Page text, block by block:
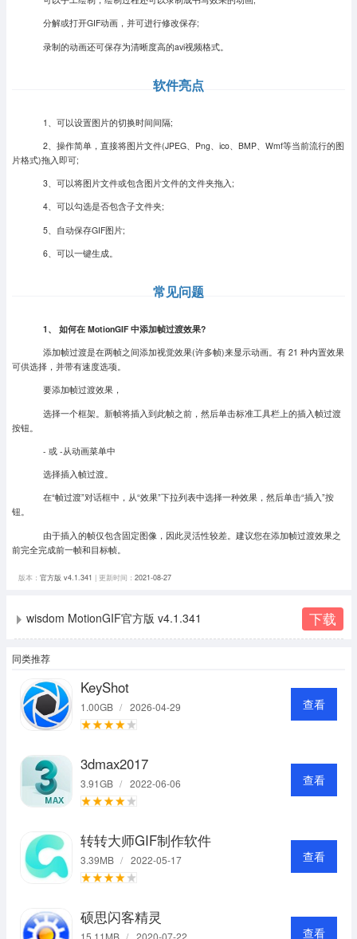
分解或打开GIF动画，并可进行修改保存;
录制的动画还可保存为清晰度高的avi视频格式。
软件亮点
1、可以设置图片的切换时间间隔;
2、操作简单，直接将图片文件(JPEG、Png、ico、BMP、Wmf等当前流行的图
片格式)拖入即可;
3、可以将图片文件或包含图片文件的文件夹拖入;
4、可以勾选是否包含子文件夹;
5、自动保存GIF图片;
6、可以一键生成。
常见问题
1、 如何在 MotionGIF 中添加帧过渡效果?
添加帧过渡是在两帧之间添加视觉效果(许多帧)来显示动画。有 21 种内置效果
可供选择，并带有速度选项。
要添加帧过渡效果，
选择一个框架。新帧将插入到此帧之前，然后单击标准工具栏上的插入帧过渡
按钮。
- 或 -从动画菜单中
选择插入帧过渡。
在“帧过渡”对话框中，从“效果”下拉列表中选择一种效果，然后单击“插入”按
钮。
由于插入的帧仅包含固定图像，因此灵活性较差。建议您在添加帧过渡效果之
前完全完成前一帧和目标帧。
版本： 官方版 v4.1.341 | 更新时间： 2021-08-27
wisdom MotionGIF官方版 v4.1.341 下载
同类推荐
KeyShot
1.00GB / 2026-04-29 查看
3dmax2017
3.91GB / 2022-06-06 查看
转转大师GIF制作软件
3.39MB / 2022-05-17 查看
硕思闪客精灵
15.11MB / 2020-07-22 查看